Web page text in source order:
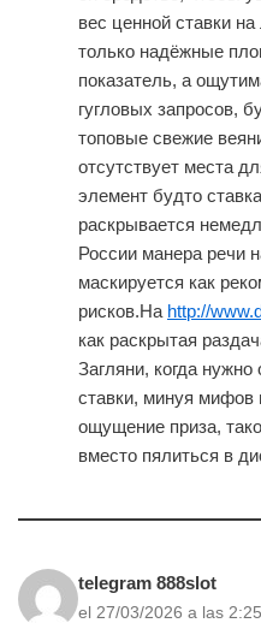
вес ценной ставки
только надёжные
показатель, а
гугловых запросов,
топовые свежие
отсутствует места
элемент будто
раскрывается
России манера речи
маскируется как
рисков.На http://
как раскрытая
Загляни, когда
ставки, минуя мифов
ощущение приза,
вместо пялиться в
telegram 888slot
el 27/03/2026 a las